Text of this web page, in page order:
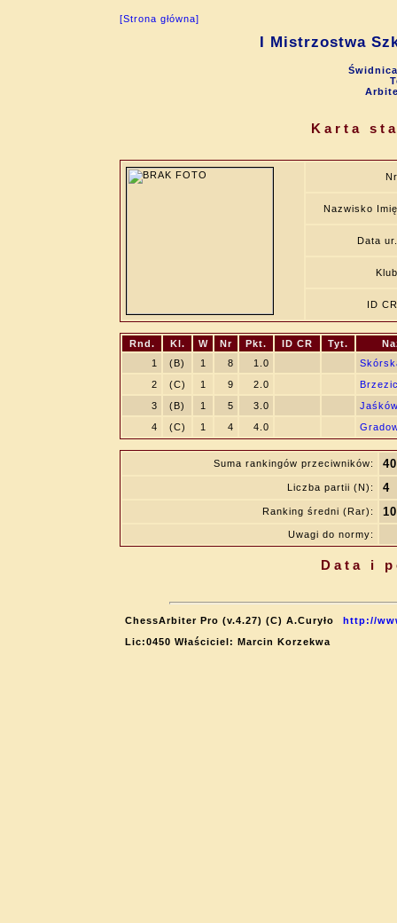
[Strona główna]
I Mistrzostwa
Karta
Nr
Nazwisko Imię
Data ur.
Klub
ID CR
Rnd. Kl. W Nr Pkt. ID CR Tyt.
1
(B) 1 8 1.0
2
(C) 1 9 2.0
3
(B) 1 5 3.0
4
(C) 1 4 4.0
Suma rankingów przeciwników:
Liczba partii (N): 4
Ranking średni (Rar):
Uwagi do normy:
Data i
ChessArbiter Pro (v.4.27) (C) A.Curyło
http://
Lic:0450 Właściciel: Marcin Korzekwa